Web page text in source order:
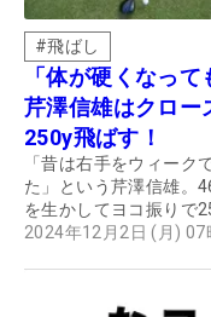
#飛ばし
「体が硬くなっ
芹澤信雄はクロー
250y飛ばす！
「昔は右手をウィーク
た」という芹澤信雄。
を生かしてヨコ振りで
2024年12月2日 (月) 07